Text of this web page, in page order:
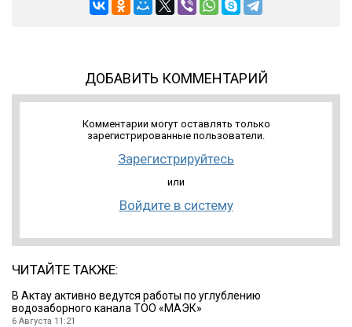
ДОБАВИТЬ КОММЕНТАРИЙ
Комментарии могут оставлять только
зарегистрированные пользователи.
Зарегистрируйтесь
или
Войдите в систему
ЧИТАЙТЕ ТАКЖЕ:
В Актау активно ведутся работы по углублению
водозаборного канала ТОО «МАЭК»
6 Августа 11:21